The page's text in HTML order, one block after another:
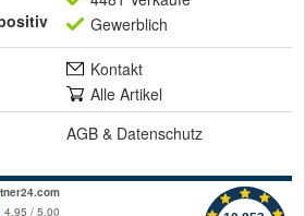
Gewerblich
Kontakt
Alle Artikel
AGB & Datenschutz